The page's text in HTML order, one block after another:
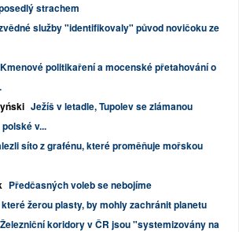
strachem
služby "identifikovaly" původ novičoku ze
Kmenové politikaření a mocenské přetahování o
Ježíš v letadle, Tupolev se zlámanou
v...
síto z grafénu, které proměňuje mořskou
Předčasných voleb se nebojíme
žerou plasty, by mohly zachránit planetu
Železniční koridory v ČR jsou "systemizovány na